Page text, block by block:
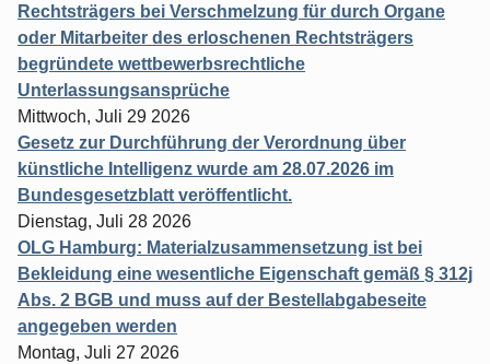
Rechtsträgers bei Verschmelzung für durch Organe
oder Mitarbeiter des erloschenen Rechtsträgers
begründete wettbewerbsrechtliche
Unterlassungsansprüche
Mittwoch, Juli 29 2026
Gesetz zur Durchführung der Verordnung über
künstliche Intelligenz wurde am 28.07.2026 im
Bundesgesetzblatt veröffentlicht.
Dienstag, Juli 28 2026
OLG Hamburg: Materialzusammensetzung ist bei
Bekleidung eine wesentliche Eigenschaft gemäß § 312j
Abs. 2 BGB und muss auf der Bestellabgabeseite
angegeben werden
Montag, Juli 27 2026